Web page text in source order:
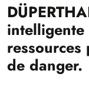
intelligente
de danger.